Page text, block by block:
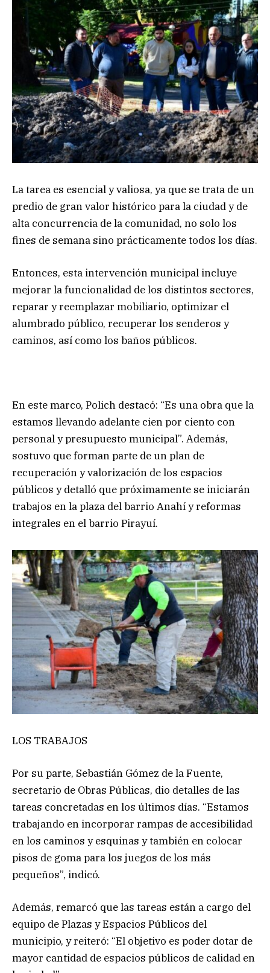
La tarea es esencial y valiosa, ya que se trata de un
predio de gran valor histórico para la ciudad y de
alta concurrencia de la comunidad, no solo los
fines de semana sino prácticamente todos los días.
Entonces, esta intervención municipal incluye
mejorar la funcionalidad de los distintos sectores,
reparar y reemplazar mobiliario, optimizar el
alumbrado público, recuperar los senderos y
caminos, así como los baños públicos.
En este marco, Polich destacó: “Es una obra que la
estamos llevando adelante cien por ciento con
personal y presupuesto municipal”. Además,
sostuvo que forman parte de un plan de
recuperación y valorización de los espacios
públicos y detalló que próximamente se iniciarán
trabajos en la plaza del barrio Anahí y reformas
integrales en el barrio Pirayuí.
LOS TRABAJOS
Por su parte, Sebastián Gómez de la Fuente,
secretario de Obras Públicas, dio detalles de las
tareas concretadas en los últimos días. “Estamos
trabajando en incorporar rampas de accesibilidad
en los caminos y esquinas y también en colocar
pisos de goma para los juegos de los más
pequeños”, indicó.
Además, remarcó que las tareas están a cargo del
equipo de Plazas y Espacios Públicos del
municipio, y reiteró: “El objetivo es poder dotar de
mayor cantidad de espacios públicos de calidad en